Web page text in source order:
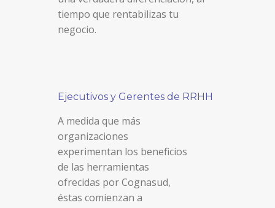
tiempo que rentabilizas tu
negocio.
Ejecutivos y Gerentes de RRHH
A medida que más
organizaciones
experimentan los beneficios
de las herramientas
ofrecidas por Cognasud,
éstas comienzan a